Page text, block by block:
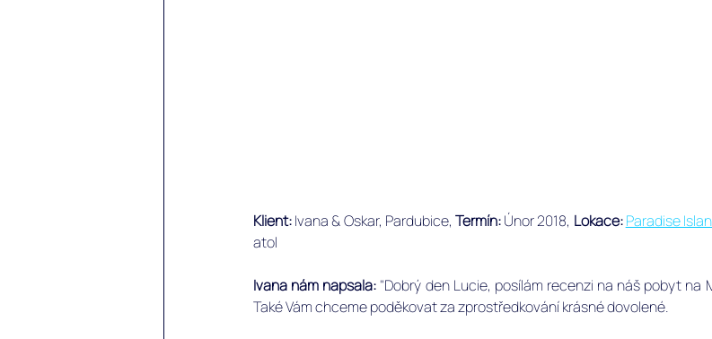
Klient: Ivana & Oskar, Pardubice, ﻿ Termín: Únor 2018, Lokace: Paradise
atol
Ivana nám napsala: "Dobrý den Lucie, posílám recenzi na náš pobyt na
Také Vám chceme poděkovat za zprostředkování krásné dovolené.